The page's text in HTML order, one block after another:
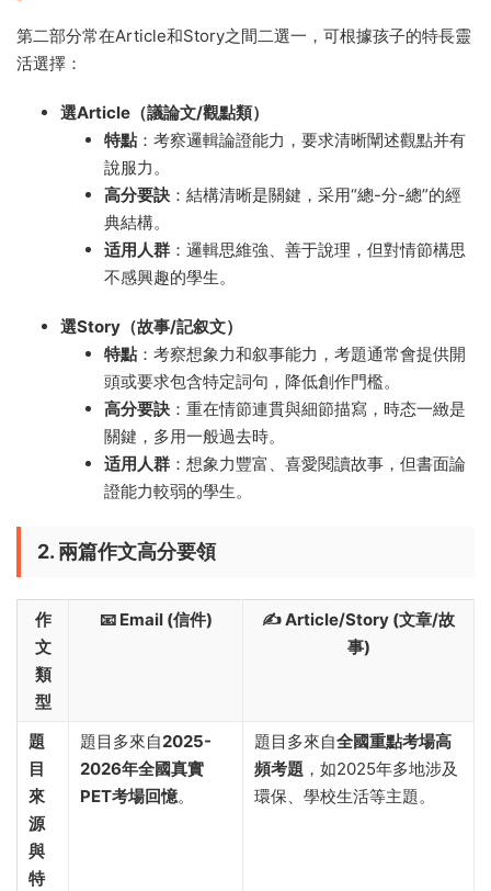
第二部分常在Article和Story之間二選一，可根據孩子的特長靈
活選擇：
選Article（議論文/觀點類）
特點 ：考察邏輯論證能力，要求清晰闡述觀點并有
說服力。
高分要訣 ：結構清晰是關鍵，采用“總-分-總”的經
典結構。
适用人群 ：邏輯思維強、善于說理，但對情節構思
不感興趣的學生。
選Story（故事/記叙文）
特點 ：考察想象力和叙事能力，考題通常會提供開
頭或要求包含特定詞句，降低創作門檻。
高分要訣 ：重在情節連貫與細節描寫，時态一緻是
關鍵，多用一般過去時。
适用人群 ：想象力豐富、喜愛閱讀故事，但書面論
證能力較弱的學生。
2. 兩篇作文高分要領
作
文
類
型
📧 Email (信件)
✍️ Article/Story (文章/故
事)
題
目
來
源
與
特
題目多來自2025-
2026年全國真實
PET考場回憶。
題目多來自全國重點考場高
頻考題 ，如2025年多地涉及
環保、學校生活等主題。